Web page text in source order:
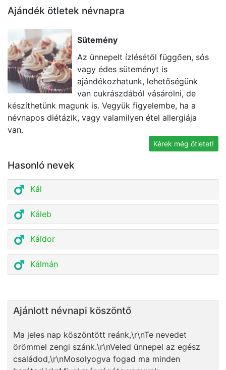
Ajándék ötletek névnapra
Sütemény
Az ünnepelt ízlésétől függően, sós
vagy édes süteményt is
ajándékozhatunk, lehetőségünk
van cukrászdából vásárolni, de
készíthetünk magunk is. Vegyük figyelembe, ha a
névnapos diétázik, vagy valamilyen étel allergiája
van.
Kérek még ötletet!
Hasonló nevek
Kál
Káleb
Káldor
Kálmán
Ajánlott névnapi köszöntő
Ma jeles nap köszöntött reánk,\r\nTe nevedet
örömmel zengi szánk.\r\nVeled ünnepel az egész
családod,\r\nMosolyogva fogad ma minden